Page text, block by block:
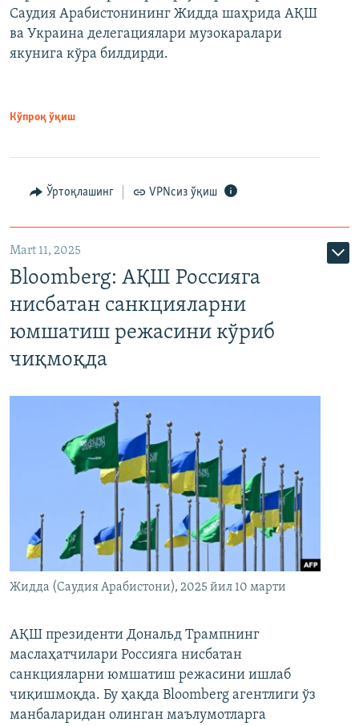
Саудия Арабистонининг Жидда шаҳрида АҚШ
ва Украина делегациялари музокаралари
якунига кўра билдирди.
Кўпроқ ўқиш
Ўртоқлашинг VPNсиз ўқиш
Mart 11, 2025
Bloomberg: АҚШ Россияга
нисбатан санкцияларни
юмшатиш режасини кўриб
чиқмоқда
Жидда (Саудия Арабистони), 2025 йил 10 марти
АҚШ президенти Дональд Трампнинг
маслаҳатчилари Россияга нисбатан
санкцияларни юмшатиш режасини ишлаб
чиқишмоқда. Бу ҳақда Bloomberg агентлиги ўз
манбаларидан олинган маълумотларга